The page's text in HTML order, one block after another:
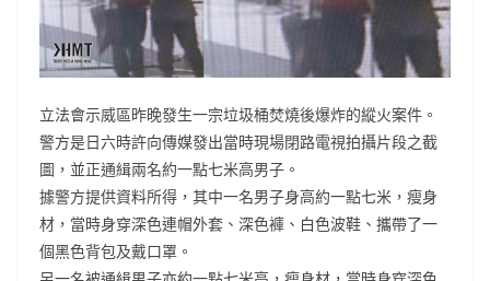
立法會示威區昨晚發生一宗垃圾桶焚燒後爆炸的縱火案件。
警方是日六時許向傳媒發出當時現場閉路電視拍攝片段之截
圖，並正通緝兩名約一點七米高男子。
據警方提供資料所得，其中一名男子身高約一點七米，瘦身
材，當時身穿深色連帽外套、深色褲、白色波鞋、攜帶了一
個黑色背包及戴口罩。